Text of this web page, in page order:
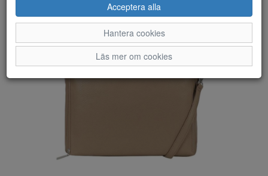
Acceptera alla
Hantera cookies
Läs mer om cookies